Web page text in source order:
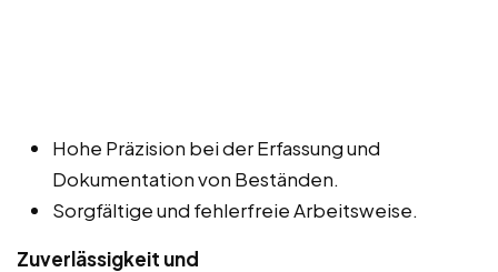
Hohe Präzision bei der Erfassung und
Dokumentation von Beständen.
Sorgfältige und fehlerfreie Arbeitsweise.
Zuverlässigkeit und